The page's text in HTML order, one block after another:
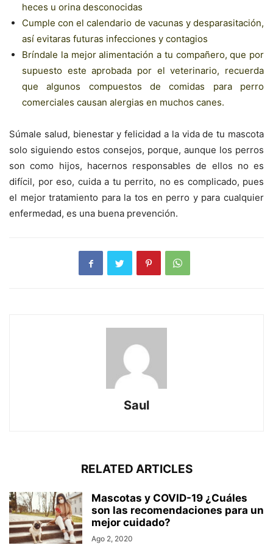
heces u orina desconocidas
Cumple con el calendario de vacunas y desparasitación,
así evitaras futuras infecciones y contagios
Bríndale la mejor alimentación a tu compañero, que por
supuesto este aprobada por el veterinario, recuerda
que algunos compuestos de comidas para perro
comerciales causan alergias en muchos canes.
Súmale salud, bienestar y felicidad a la vida de tu mascota
solo siguiendo estos consejos, porque, aunque los perros
son como hijos, hacernos responsables de ellos no es
difícil, por eso, cuida a tu perrito, no es complicado, pues
el mejor tratamiento para la tos en perro y para cualquier
enfermedad, es una buena prevención.
Saul
RELATED ARTICLES
Mascotas y COVID-19 ¿Cuáles
son las recomendaciones para un
mejor cuidado?
Ago 2, 2020